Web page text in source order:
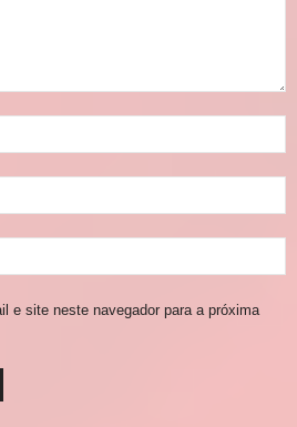
e site neste navegador para a próxima